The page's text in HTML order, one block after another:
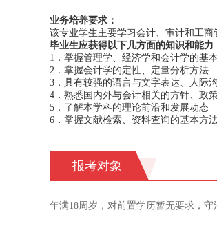
业务培养要求：
该专业学生主要学习会计、审计和工
毕业生应获得以下几方面的知识和能力
1．掌握管理学、经济学和会计学的基
2．掌握会计学的定性、定量分析方法
3．具有较强的语言与文字表达、人际
4．熟悉国内外与会计相关的方针、政
5．了解本学科的理论前沿和发展动态
6．掌握文献检索、资料查询的基本方
报考对象
年满18周岁，对前置学历暂无要求，守